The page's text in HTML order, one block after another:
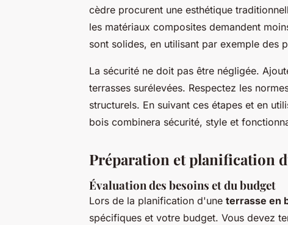
cèdre procurent une esthétique
les matériaux composites demandent
sont solides, en utilisant par exemple des
La sécurité ne doit pas être négligée.
terrasses surélevées. Respectez les
structurels. En suivant ces étapes et en
bois combinera sécurité, style et
Préparation et planification
Évaluation des besoins et du budget
Lors de la planification d'une terrasse en
spécifiques et votre budget. Vous devez